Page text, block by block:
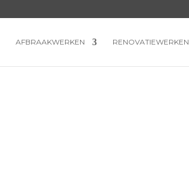
AFBRAAKWERKEN RENOVATIEWERKEN